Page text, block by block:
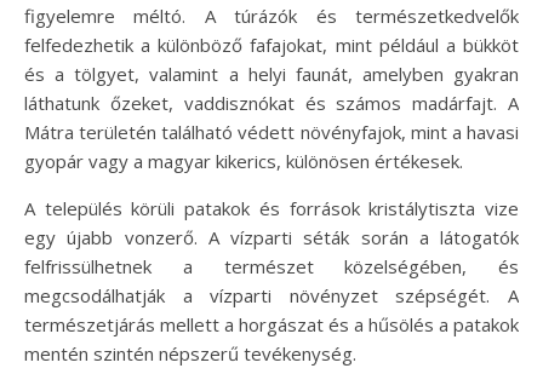
figyelemre méltó. A túrázók és természetkedvelők
felfedezhetik a különböző fafajokat, mint például a bükköt
és a tölgyet, valamint a helyi faunát, amelyben gyakran
láthatunk őzeket, vaddisznókat és számos madárfajt. A
Mátra területén található védett növényfajok, mint a havasi
gyopár vagy a magyar kikerics, különösen értékesek.
A település körüli patakok és források kristálytiszta vize
egy újabb vonzerő. A vízparti séták során a látogatók
felfrissülhetnek a természet közelségében, és
megcsodálhatják a vízparti növényzet szépségét. A
természetjárás mellett a horgászat és a hűsölés a patakok
mentén szintén népszerű tevékenység.